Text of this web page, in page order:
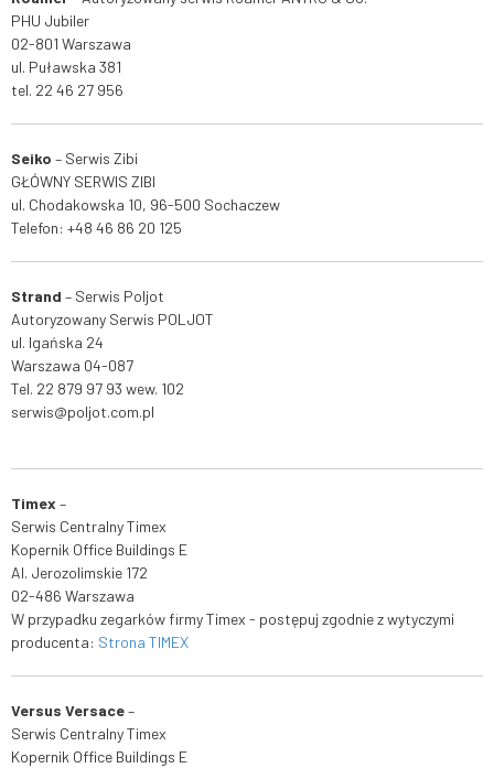
PHU Jubiler
02-801 Warszawa
ul. Puławska 381
tel. 22 46 27 956
Seiko – Serwis Zibi
GŁÓWNY SERWIS ZIBI
ul. Chodakowska 10, 96-500 Sochaczew
Telefon: +48 46 86 20 125
Strand – Serwis Poljot
Autoryzowany Serwis POLJOT
ul. Igańska 24
Warszawa 04-087
Tel. 22 879 97 93 wew. 102
serwis@poljot.com.pl
Timex –
Serwis Centralny Timex
Kopernik Office Buildings E
Al. Jerozolimskie 172
02-486 Warszawa
W przypadku zegarków firmy Timex - postępuj zgodnie z wytyczymi
producenta: Strona TIMEX
Versus Versace–
Serwis Centralny Timex
Kopernik Office Buildings E